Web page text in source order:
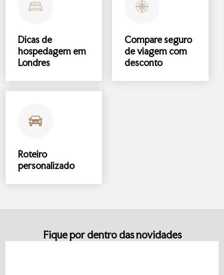
Dicas de
hospedagem em
Londres
Compareseguro
de viagem com
desconto
Roteiro
personalizado
Fique por dentro das novidades